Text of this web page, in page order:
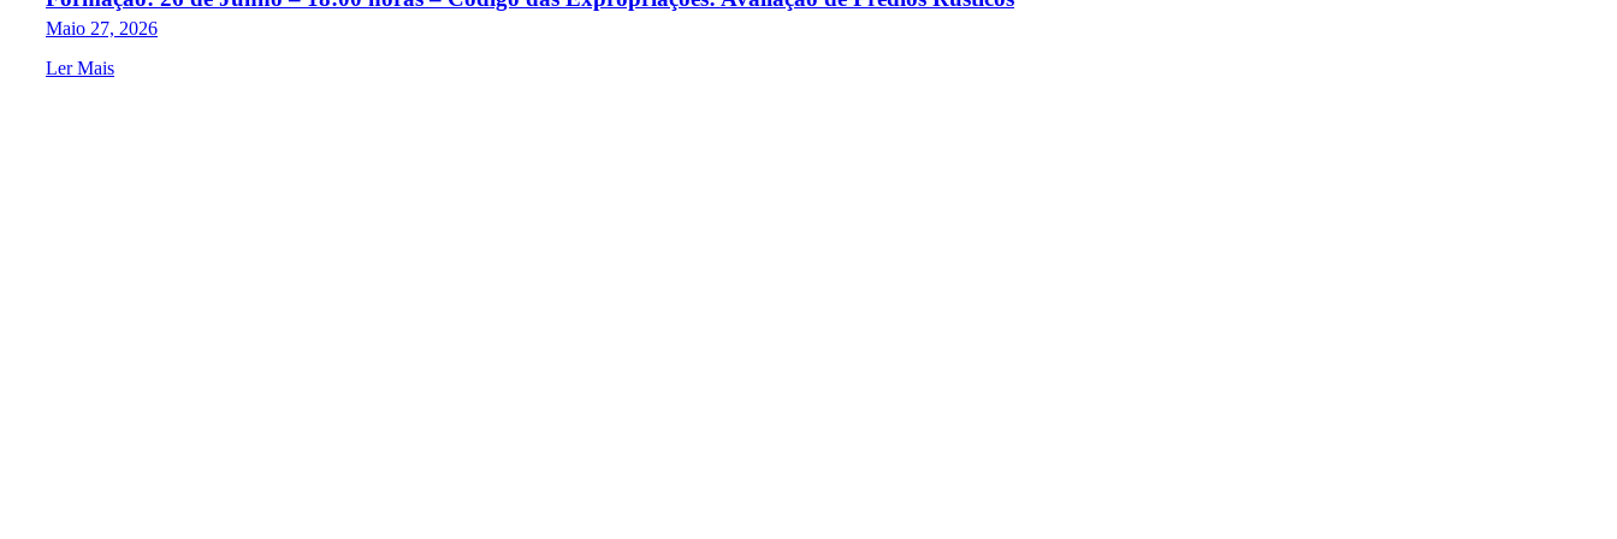
Maio 27, 2026
Ler Mais